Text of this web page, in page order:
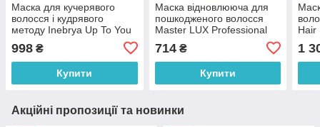
Маска для кучерявого
волосся і кудрявого
методу Inebrya Up To You
Сurl Boost Mask 1000 мл
998 ₴
Купити
Маска відновлююча для
пошкодженого волосся
Master LUX Professional
714₴
Купити
Hair
1
Акційні пропозиції та новинки